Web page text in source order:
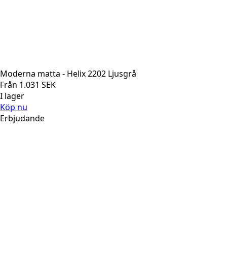
Moderna matta - Helix 2202 Ljusgrå
Från 1.031 SEK
I lager
Köp nu
Erbjudande